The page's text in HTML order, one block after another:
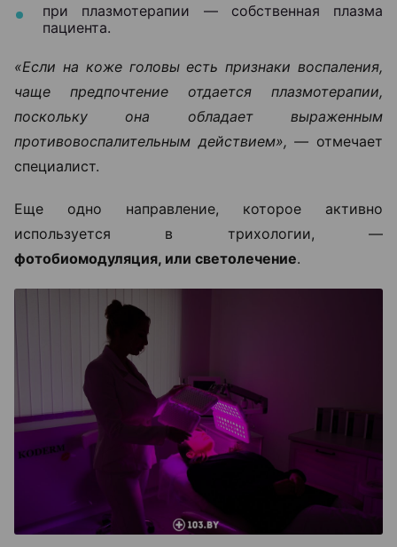
при плазмотерапии — собственная плазма
пациента.
«Если на коже головы есть признаки воспаления,
чаще предпочтение отдается плазмотерапии,
поскольку она обладает выраженным
противовоспалительным действием», — отмечает
специалист.
Еще одно направление, которое активно
используется в трихологии, —
фотобиомодуляция, или светолечение.